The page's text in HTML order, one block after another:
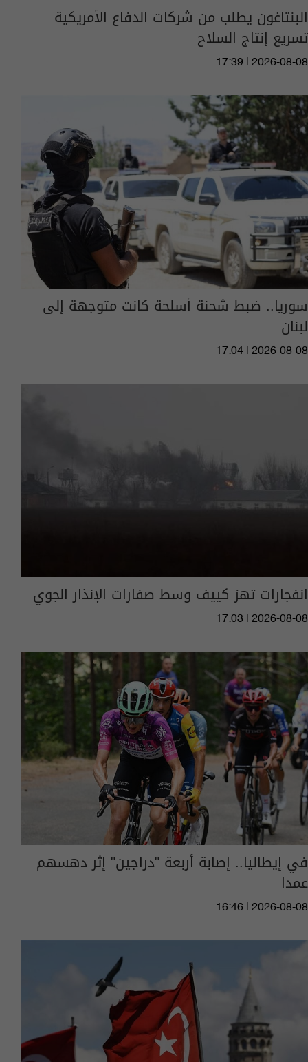
البنتاغون يطلب من شركات الدفاع الأمريكية
تسريع إنتاج السلاح
17:39 | 2026-08-08
سوريا.. ضبط شحنة أسلحة كانت متوجهة إلى
لبنان
17:04 | 2026-08-08
انفجارات تهز كييف وسط صفارات الإنذار الجوي
17:03 | 2026-08-08
في إيطاليا.. إصابة أربعة "دراجين" إثر دهسهم
عمدا
16:46 | 2026-08-08